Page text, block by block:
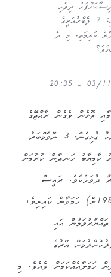
1988ގެ ހާދިސާއަށްފަހު ދިވެހި
އަސކަރިއްޔާގެ މައިދޮރު ކުރިމަތިން، ތިރީގައި: 7 ފެބްރުއަރީގެ
ކުރިމަތި. މި ދެ
ތޮޅެން ވެގެން ރާއްޖޭގެ
ބަޔަކާއި ސްރީލަންކާގެ ކުލީ ސިފައިންގެ ބަޔަކު ގުޅިގެން, 3 ނޮވެމްބަރު
ކާމިޔާބު ހަނދާން ކުރުމަށް
ދުވަހެކެވެ. ރައީސް
މައުމޫނުގެ ވެރިކަމަށް ދެ ދައުރު (1978-1988ށް) ހަމަވާން ކައިރިވެ،
ތައްޔާރުވަމުން އައި
އޭރުގެ
ހަމަލާއެއްކަމަށް ވެއެވެ. މި